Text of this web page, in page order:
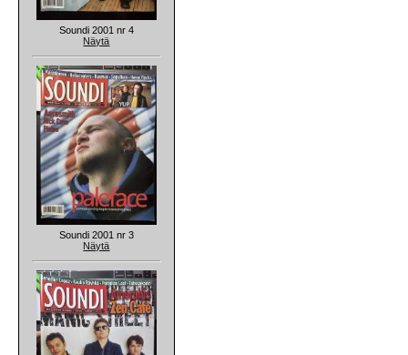
Soundi 2001 nr 4
Näytä
Soundi 2001 nr 3
Näytä